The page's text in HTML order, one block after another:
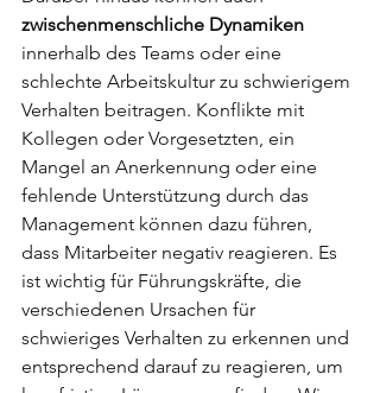
zwischenmenschliche Dynamiken
innerhalb des Teams oder eine
schlechte Arbeitskultur zu schwierigem
Verhalten beitragen. Konflikte mit
Kollegen oder Vorgesetzten, ein
Mangel an Anerkennung oder eine
fehlende Unterstützung durch das
Management können dazu führen,
dass Mitarbeiter negativ reagieren. Es
ist wichtig für Führungskräfte, die
verschiedenen Ursachen für
schwieriges Verhalten zu erkennen und
entsprechend darauf zu reagieren, um